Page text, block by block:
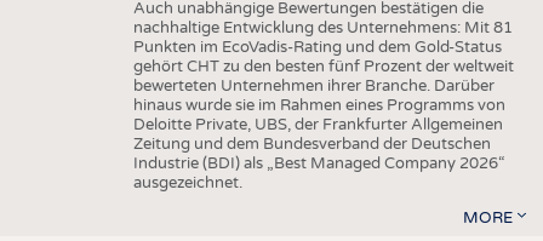
Auch unabhängige Bewertungen bestätigen die
nachhaltige Entwicklung des Unternehmens: Mit 81
Punkten im EcoVadis-Rating und dem Gold-Status
gehört CHT zu den besten fünf Prozent der weltweit
bewerteten Unternehmen ihrer Branche. Darüber
hinaus wurde sie im Rahmen eines Programms von
Deloitte Private, UBS, der Frankfurter Allgemeinen
Zeitung und dem Bundesverband der Deutschen
Industrie (BDI) als „Best Managed Company 2026“
ausgezeichnet.
MORE